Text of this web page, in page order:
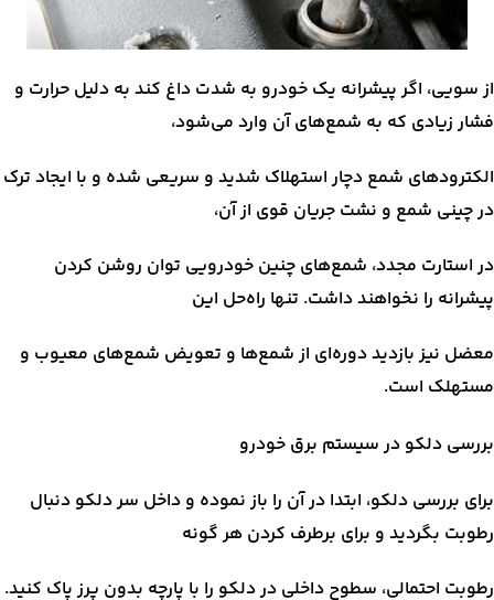
از سویی، اگر پیشرانه یک خودرو به شدت داغ کند به دلیل حرارت و
فشار زیادی که به شمع‌های آن وارد می‌شود،
الکترودهای شمع دچار استهلاک شدید و سریعی شده و با ایجاد ترک
در چینی شمع و نشت جریان قوی از آن،
در استارت مجدد، شمع‌های چنین خودرویی توان روشن کردن
پیشرانه را نخواهند داشت. تنها راه‌حل این
معضل نیز بازدید دوره‌ای از شمع‌ها و تعویض شمع‌های معیوب و
مستهلک است.
بررسی دلکو در سیستم برق خودرو
برای بررسی دلکو، ابتدا در آن را باز نموده و داخل سر دلکو دنبال
رطوبت بگردید و برای برطرف کردن هر گونه
رطوبت احتمالی، سطوح داخلی در دلکو را با پارچه بدون پرز پاک کنید.